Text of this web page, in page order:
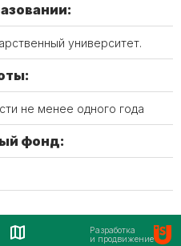
университет.
не менее одного года
фонд:
Разработка
и продвижение